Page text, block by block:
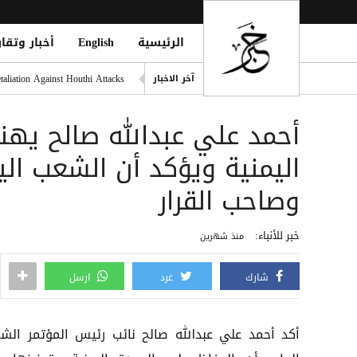
الرئيسية English أخبار
آخر الاخبار
Against Houthi Attacks
اليونان تنقذ عشرات
الدفاع اليمنية: القوات
فينيسيوس يمدد عقده مع ريال
اليمنية ويؤكد أن الشعب
وصاحب القرار
خبر للأنباء: منذ شهرين
شارك غرد ارسل
أكد أحمد علي عبدالله صالح نائب رئيس المؤتمر